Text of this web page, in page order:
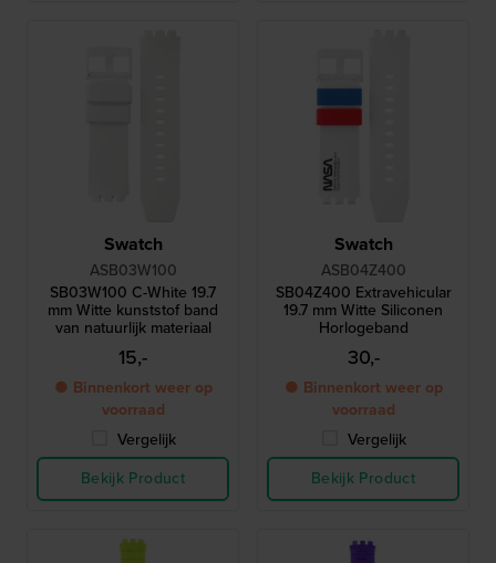
Swatch
ASB03W100
SB03W100 C-White 19.7
mm Witte kunststof band
van natuurlijk materiaal
15,-
● Binnenkort weer op
voorraad
Vergelijk
Bekijk Product
Swatch
ASB04Z400
SB04Z400 Extravehicular
19.7 mm Witte Siliconen
Horlogeband
30,-
● Binnenkort weer op
voorraad
Vergelijk
Bekijk Product